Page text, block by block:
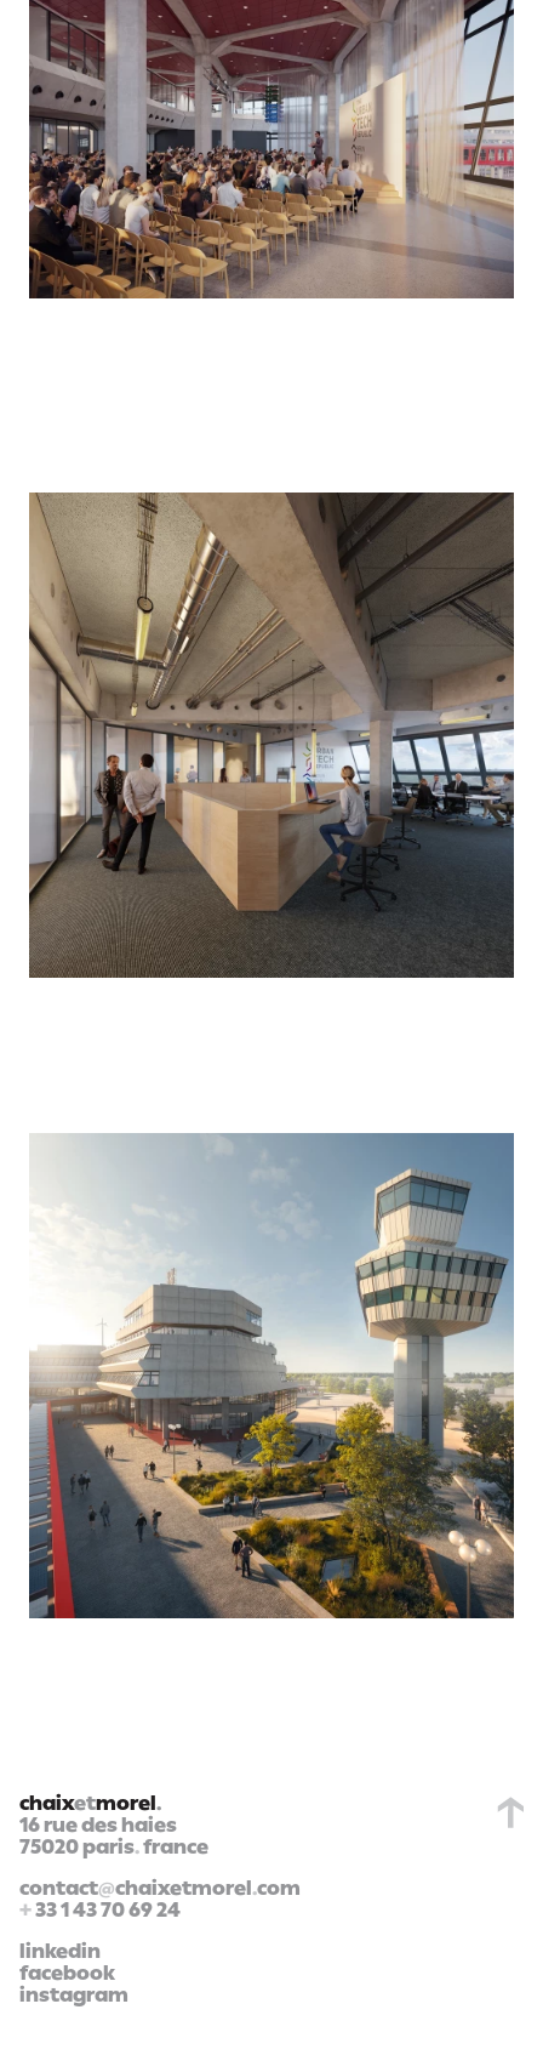
chaixetmorel.
16 rue des haies
75020 paris.france
contact@chaixetmorel.com
+33 1 43 70 69 24
linkedin
facebook
instagram